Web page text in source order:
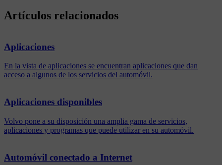
Artículos relacionados
Aplicaciones
En la vista de aplicaciones se encuentran aplicaciones que dan
acceso a algunos de los servicios del automóvil.
Aplicaciones disponibles
Volvo pone a su disposición una amplia gama de servicios,
aplicaciones y programas que puede utilizar en su automóvil.
Automóvil conectado a Internet